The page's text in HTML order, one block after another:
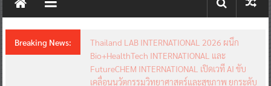
New
Breaking News:
อินฟอร์มา มาร์เก็ตส์ ผนึกเครือข่ายธุรกิจท่องเที่ยว-
บริการ จัด Food & Hospitality Thailand 2026
เชื่อม 4 งานใหญ่ สร้างโอกาสธุรกิจครบวงจร